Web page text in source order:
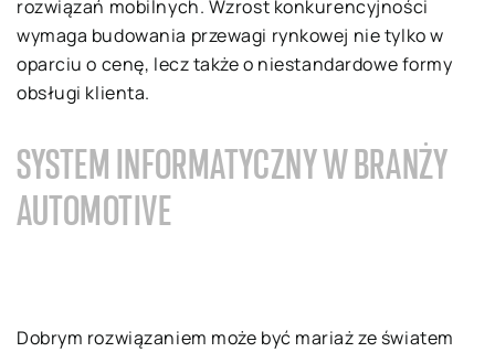
rozwiązań mobilnych. Wzrost konkurencyjności
wymaga budowania przewagi rynkowej nie tylko w
oparciu o cenę, lecz także o niestandardowe formy
obsługi klienta.
SYSTEM INFORMATYCZNY W BRANŻY
AUTOMOTIVE
Dobrym rozwiązaniem może być mariaż ze światem